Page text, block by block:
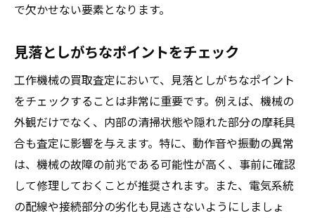
で欠かせない要素となります。
見落としがちなポイントをチェック
工作機械の買取査定において、見落としがちなポイント
をチェックすることは非常に重要です。例えば、機械の
外観だけでなく、内部の清掃状態や隠れた部分の摩耗具
合も査定に影響を与えます。特に、動作音や振動の異常
は、機械の故障の前兆である可能性が高く、事前に確認
して修理しておくことが推奨されます。また、電気系統
の配線や接続部分の劣化も見逃さないようにしましょ